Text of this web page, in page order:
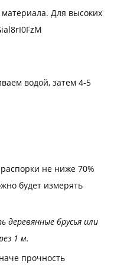
Для высоких
водой, затем 4-5
не ниже 70%
будет измерять
брусья или
1 м.
прочность